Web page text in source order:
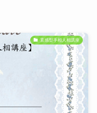
直感型手相人相講座